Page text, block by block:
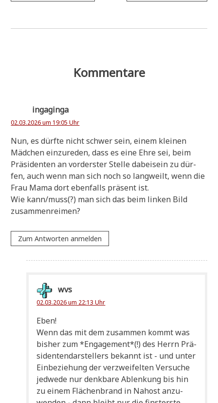
Kommentare
ingaginga
02.03.2026 um 19:05 Uhr
Nun, es dürf­te nicht schwer sein, einem klei­nen
Mäd­chen ein­zu­re­den, dass es eine Ehre sei, beim
Prä­si­den­ten an vor­der­ster Stel­le dabei­sein zu dür­
fen, auch wenn man sich noch so lang­weilt, wenn die
Frau Mama dort eben­falls prä­sent ist.
Wie kann/muss(?) man sich das beim lin­ken Bild
zusammenreimen?
Zum Antworten anmelden
wvs
02.03.2026 um 22:13 Uhr
Eben!
Wenn das mit dem zusam­men kommt was
bis­her zum *Enga­ge­ment*(!) des Herrn Prä­
si­den­ten­dar­stel­lers bekannt ist - und unter
Ein­be­zie­hung der ver­zwei­fel­ten Ver­su­che
jed­we­de nur denk­ba­re Ablen­kung bis hin
zu einem Flä­chen­brand in Nah­ost anzu­